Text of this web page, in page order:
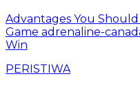
Advantages You
Game adrenaline-
Win
PERISTIWA